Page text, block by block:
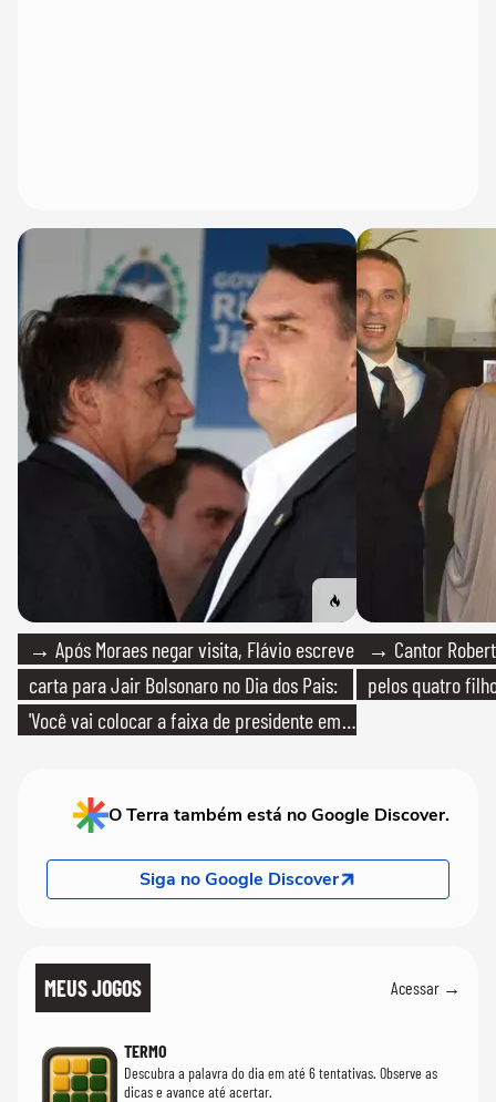
→ Após Moraes negar visita, Flávio escreve
carta para Jair Bolsonaro no Dia dos Pais:
'Você vai colocar a faixa de presidente em
→ Cantor
pelos quatro
O Terra também está no Google Discover.
Siga no Google Discover
MEUS JOGOS Acessar →
TERMO
Descubra a palavra do dia em até 6 tentativas. Observe as
dicas e avance até acertar.